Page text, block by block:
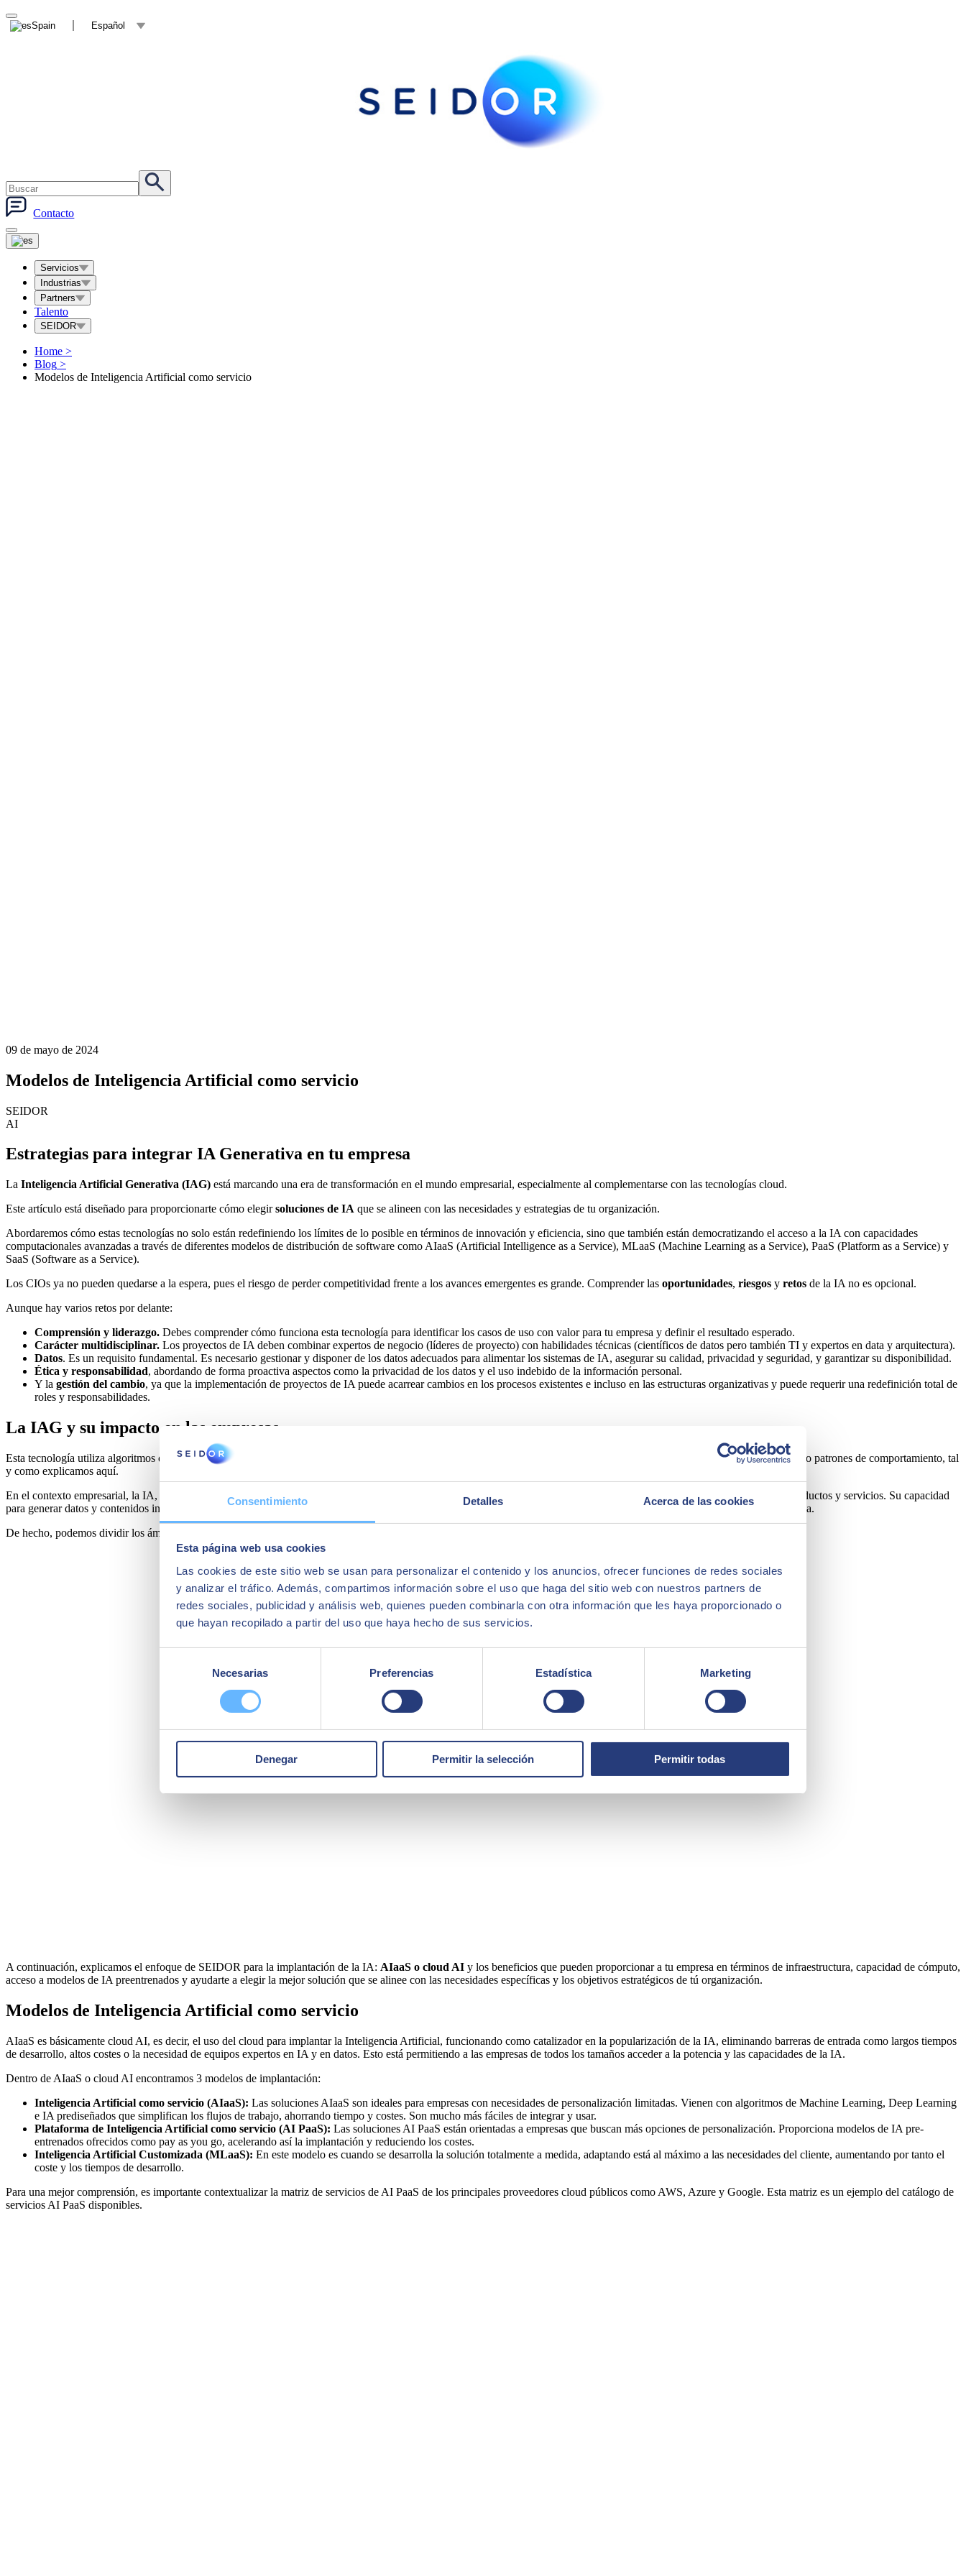
Consentimiento Detalles Acerca de las cookies
Esta página web usa cookies
Las cookies de este sitio web se usan para personalizar el contenido y los anuncios, ofrecer funciones de redes sociales
y analizar el tráfico. Además, compartimos información sobre el uso que haga del sitio web con nuestros partners de
redes sociales, publicidad y análisis web, quienes pueden combinarla con otra información que les haya proporcionado o
que hayan recopilado a partir del uso que haya hecho de sus servicios.
consentimiento
Necesarias Preferencias Estadística Marketing
Denegar Permitir la selección Permitir todas
Spain Español
Contacto
Servicios
Industrias
Partners
Talento
SEIDOR
Home >
Blog >
Modelos de Inteligencia Artificial como servicio
09 de mayo de 2024
Modelos de Inteligencia Artificial como servicio
SEIDOR
AI
Estrategias para integrar IA Generativa en tu empresa
La Inteligencia Artificial Generativa (IAG) está marcando una era de transformación en el mundo empresarial, especialmente al complementarse con las tecnologías cloud.
Este artículo está diseñado para proporcionarte cómo elegirsoluciones de IA que se alineen con las necesidades y estrategias de tu organización.
Abordaremos cómo estas tecnologías no solo están redefiniendo los límites de lo posible en términos de innovación y eficiencia, sino que también están democratizando el acceso a la IA con capacidades
computacionales avanzadas a través de diferentes modelos de distribución de software como AIaaS (Artificial Intelligence as a Service), MLaaS (Machine Learning as a Service), PaaS (Platform as a Service) y
SaaS (Software as a Service).
Los CIOs ya no pueden quedarse a la espera, pues el riesgo de perder competitividad frente a los avances emergentes es grande. Comprender las oportunidades, riesgos y retos de la IA no es opcional.
Aunque hay varios retos por delante:
Comprensión y liderazgo. Debes comprender cómo funciona esta tecnología para identificar los casos de uso con valor para tu empresa y definir el resultado esperado.
Carácter multidisciplinar. Los proyectos de IA deben combinar expertos de negocio (líderes de proyecto) con habilidades técnicas (científicos de datos pero también TI y expertos en data y arquitectura).
Datos. Es un requisito fundamental. Es necesario gestionar y disponer de los datos adecuados para alimentar los sistemas de IA, asegurar su calidad, privacidad y seguridad, y garantizar su disponibilidad.
Ética y responsabilidad, abordando de forma proactiva aspectos como la privacidad de los datos y el uso indebido de la información personal.
Y la gestión del cambio, ya que la implementación de proyectos de IA puede acarrear cambios en los procesos existentes e incluso en las estructuras organizativas y puede requerir una redefinición total de
roles y responsabilidades.
La IAG y su impacto en las empresas
Esta tecnología utiliza algoritmos de aprendizaje automático avanzados para crear nuevos datos que imitan a los existentes. Esto incluye generar texto, imágenes, sonidos e incluso patrones de comportamiento, tal
y como explicamos aquí.
En el contexto empresarial, la IA, y en concreto la IAG, está abriendo
para la personalización del cliente, la automatización de procesos y la creación de nuevos productos y servicios. Su capacidad
para generar datos y contenidos innovadores y adaptativos está permitiendo a las empresas superar a la competencia y satisfacer las demandas del mercado de manera más efectiva.
De hecho, podemos dividir los ámbitos de la IA en las siguientes tipologías (simplificado):
A continuación, explicamos el enfoque de SEIDOR para la implantación de la IA: AIaaS o cloud AI y los beneficios que pueden proporcionar a tu empresa en términos de infraestructura, capacidad de cómputo,
acceso a modelos de IA preentrenados y ayudarte a elegir la mejor solución que se alinee con las necesidades específicas y los objetivos estratégicos de tú organización.
Modelos de Inteligencia Artificial como servicio
AIaaS es básicamente cloud AI, es decir, el uso del cloud para implantar la Inteligencia Artificial, funcionando como catalizador en la popularización de la IA, eliminando barreras de entrada como largos tiempos
de desarrollo, altos costes o la necesidad de equipos expertos en IA y en datos. Esto está permitiendo a las empresas de todos los tamaños acceder a la potencia y las capacidades de la IA.
Dentro de AIaaS o cloud AI encontramos 3 modelos de implantación:
Inteligencia Artificial como servicio (AIaaS): Las soluciones AIaaS son ideales para empresas con necesidades de personalización limitadas. Vienen con algoritmos de Machine Learning, Deep Learning
e IA prediseñados que simplifican los flujos de trabajo, ahorrando tiempo y costes. Son mucho más fáciles de integrar y usar.
Plataforma de Inteligencia Artificial como servicio (AI PaaS): Las soluciones AI PaaS están orientadas a empresas que buscan más opciones de personalización. Proporciona modelos de IA pre-
entrenados ofrecidos como pay as you go, acelerando así la implantación y reduciendo los costes.
Inteligencia Artificial Customizada (MLaaS): En este modelo es cuando se desarrolla la solución totalmente a medida, adaptando está al máximo a las necesidades del cliente, aumentando por tanto el
coste y los tiempos de desarrollo.
Para una mejor comprensión, es importante contextualizar la matriz de servicios de AI PaaS de los principales proveedores cloud públicos como AWS, Azure y Google. Esta matriz es un ejemplo del catálogo de
servicios AI PaaS disponibles.